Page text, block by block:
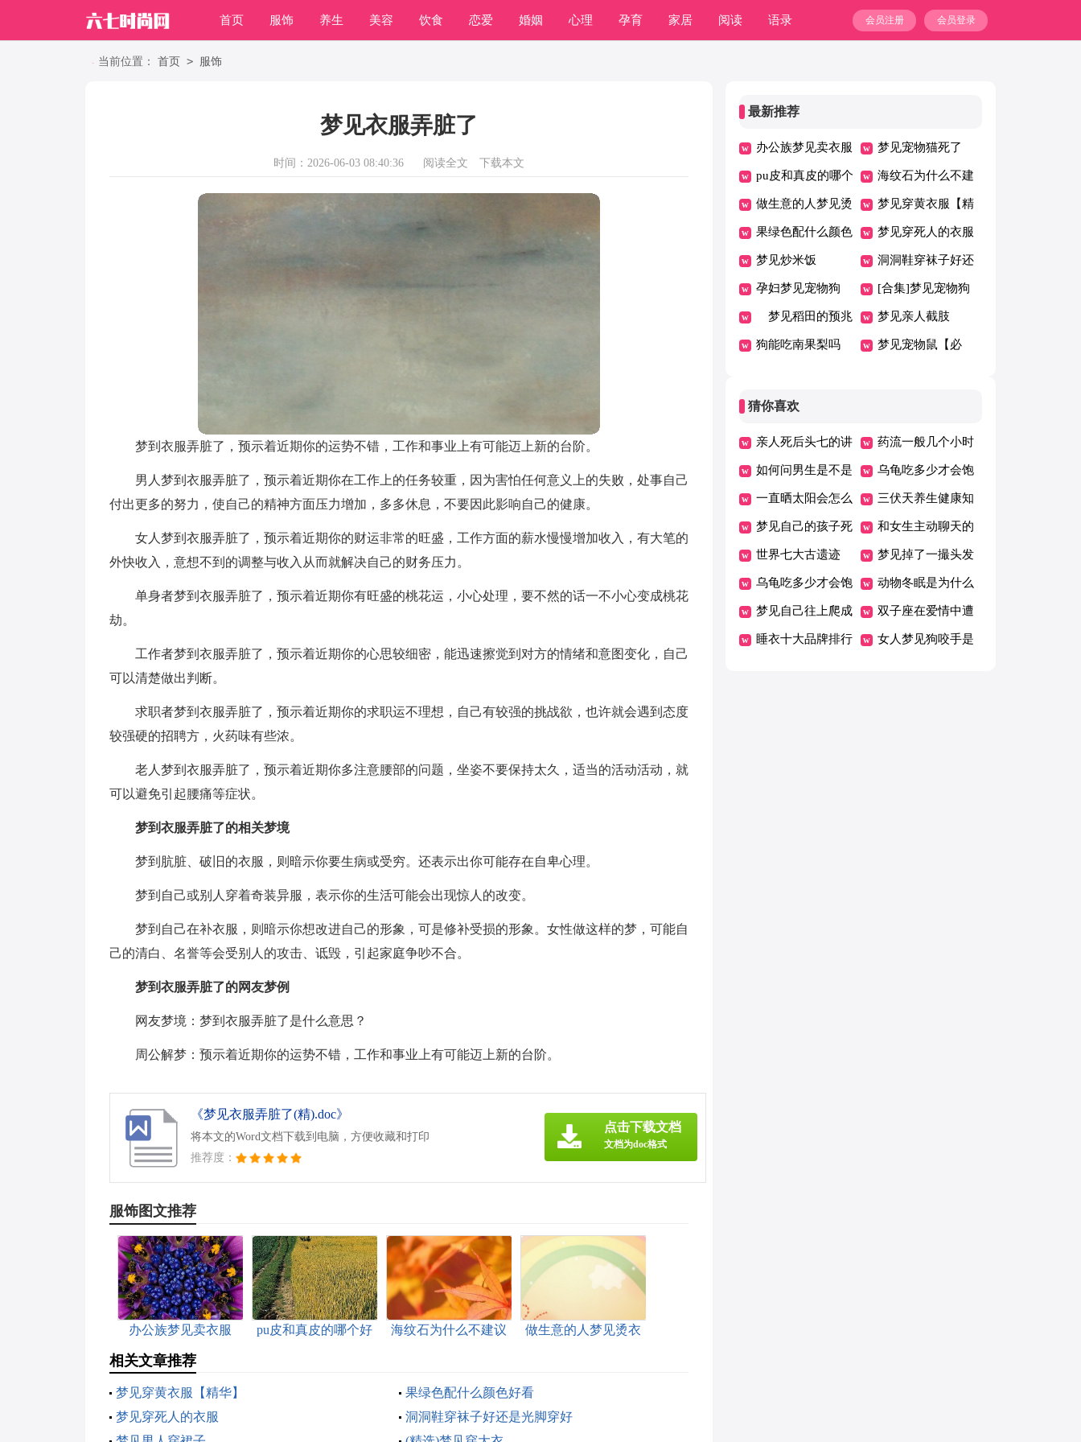
首页 服饰 养生 美容 饮食 恋爱 婚姻 心理 孕育 家居 阅读 语录
职场
会员登录
会员注册
当前位置： 首页 > 服饰
梦见衣服弄脏了
时间：2026-06-03 08:40:36 阅读全文 下载本文
梦到衣服弄脏了，预示着近期你的运势不错，工作和事业上有可能迈上新的台阶。
男人梦到衣服弄脏了，预示着近期你在工作上的任务较重，因为害怕任何意义上的失败，处事自己
付出更多的努力，使自己的精神方面压力增加，多多休息，不要因此影响自己的健康。
女人梦到衣服弄脏了，预示着近期你的财运非常的旺盛，工作方面的薪水慢慢增加收入，有大笔的
外快收入，意想不到的调整与收入从而就解决自己的财务压力。
单身者梦到衣服弄脏了，预示着近期你有旺盛的桃花运，小心处理，要不然的话一不小心变成桃花
劫。
工作者梦到衣服弄脏了，预示着近期你的心思较细密，能迅速擦觉到对方的情绪和意图变化，自己
可以清楚做出判断。
求职者梦到衣服弄脏了，预示着近期你的求职运不理想，自己有较强的挑战欲，也许就会遇到态度
较强硬的招聘方，火药味有些浓。
老人梦到衣服弄脏了，预示着近期你多注意腰部的问题，坐姿不要保持太久，适当的活动活动，就
可以避免引起腰痛等症状。
梦到衣服弄脏了的相关梦境
梦到肮脏、破旧的衣服，则暗示你要生病或受穷。还表示出你可能存在自卑心理。
梦到自己或别人穿着奇装异服，表示你的生活可能会出现惊人的改变。
梦到自己在补衣服，则暗示你想改进自己的形象，可是修补受损的形象。女性做这样的梦，可能自
己的清白、名誉等会受别人的攻击、诋毁，引起家庭争吵不合。
梦到衣服弄脏了的网友梦例
网友梦境：梦到衣服弄脏了是什么意思？
周公解梦：预示着近期你的运势不错，工作和事业上有可能迈上新的台阶。
《梦见衣服弄脏了(精).doc》
将本文的Word文档下载到电脑，方便收藏和打印
推荐度：
点击下载文档
文档为doc格式
服饰图文推荐
办公族梦见卖衣服 pu皮和真皮的哪个好
海纹石为什么不建议
做生意的人梦见烫衣
相关文章推荐
梦见穿黄衣服【精华】
果绿色配什么颜色好看
梦见穿死人的衣服
洞洞鞋穿袜子好还是光脚穿好
最新推荐
办公族梦见卖衣服 梦见宠物猫死了
pu皮和真皮的哪个
好
海纹石为什么不建
议买
做生意的人梦见烫
衣服
梦见穿黄衣服【精
华】
果绿色配什么颜色
好看
梦见穿死人的衣服
梦见炒米饭 洞洞鞋穿袜子好还
是光脚穿好
孕妇梦见宠物狗
[精品]
[合集]梦见宠物狗
活了
梦见稻田的预兆 梦见亲人截肢
狗能吃南果梨吗 梦见宠物鼠【必
猜你喜欢
亲人死后头七的讲
究
药流一般几个小时
可以掉下来
如何问男生是不是
喜欢自己
乌龟吃多少才会饱
一直晒太阳会怎么
样
三伏天养生健康知
识
梦见自己的孩子死
了是什么意思
和女生主动聊天的
方法技巧
世界七大古遗迹 梦见掉了一撮头发
是什么意思
乌龟吃多少才会饱 动物冬眠是为什么
梦见自己往上爬成
功了什么征兆
双子座在爱情中遭
遇什么会极度失望
睡衣十大品牌排行 女人梦见狗咬手是